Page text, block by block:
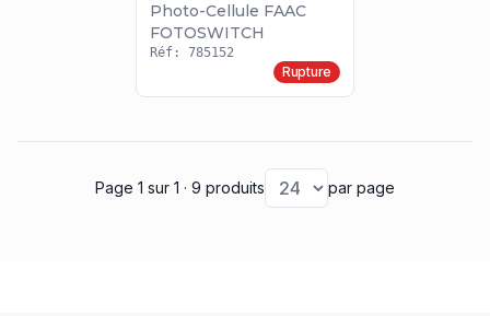
Photo-Cellule FAAC
FOTOSWITCH
Réf: 785152
Rupture
Page 1 sur 1 · 9 produits par page